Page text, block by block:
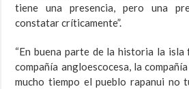
tiene una presencia, pero una
constatar críticamente”.
“En buena parte de la historia la isla
compañía angloescocesa, la
mucho tiempo el pueblo rapanui no